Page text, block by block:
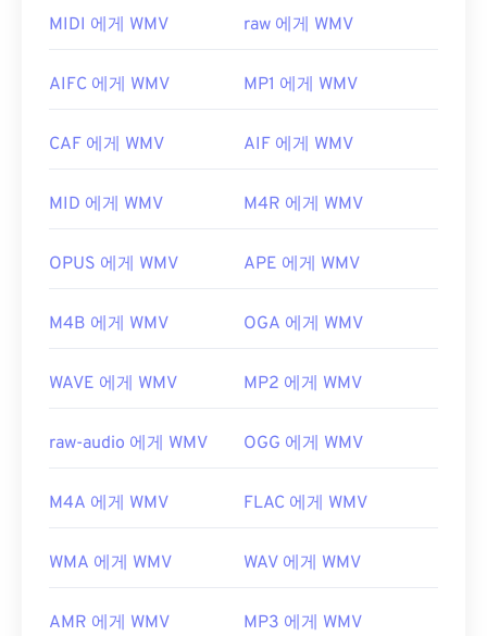
니다. Microsoft에서 WMV와 ASF를 개발했으며, 오
늘날 온라인에서 많은 비디오가 WMV 파일입니다.
어 파일을 재생할 수 있는 또 다른 신뢰할 수 있는 옵
WMV는 다른 비디오 파일 형식으로도 쉽게 변환할 수
다는 점을 명심하세요. 변환이 필요한 경우,
도구입니다.
최초 출시:1999년
https://en.wikipedia.org/wiki/고급_시스템_포맷
MIDI 에게 WMV raw 에게 WMV
AIFC 에게 WMV MP1 에게 WMV
CAF 에게 WMV AIF 에게 WMV
MID 에게 WMV M4R 에게 WMV
OPUS 에게 WMV APE 에게 WMV
M4B 에게 WMV OGA 에게 WMV
WAVE 에게 WMV MP2 에게 WMV
raw-audio 에게 WMV OGG 에게 WMV
M4A 에게 WMV FLAC 에게 WMV
WMA 에게 WMV WAV 에게 WMV
AMR 에게 WMV MP3 에게 WMV